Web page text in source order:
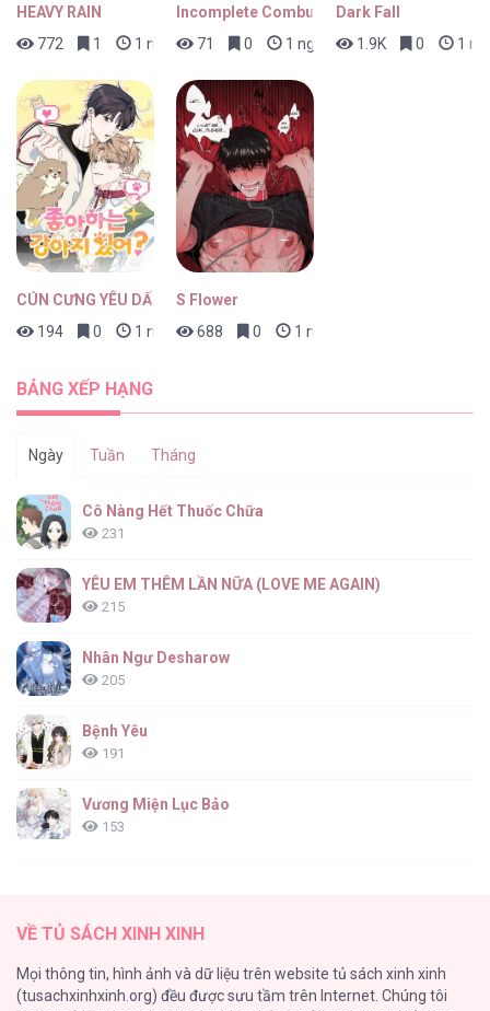
HEAVY RAIN
772
1 1 ngày trước
Incomplete Combustion
71
0 1 ngày trước
Dark Fall
1.9K
0 1
CÚN CƯNG YÊU DẤU
194
0 1 ngày trước
S Flower
688
0 1 ngày trước
BẢNG XẾP HẠNG
Ngày Tuần Tháng
Cô Nàng Hết Thuốc Chữa
231
YÊU EM THÊM LẦN NỮA (LOVE ME AGAIN)
215
Nhân Ngư Desharow
205
Bệnh Yêu
191
Vương Miện Lục Bảo
153
132
VỀ TỦ SÁCH XINH XINH
Mọi thông tin, hình ảnh và dữ liệu trên website tủ sách xinh xinh
(tusachxinhxinh.org) đều được sưu tầm trên Internet. Chúng tôi